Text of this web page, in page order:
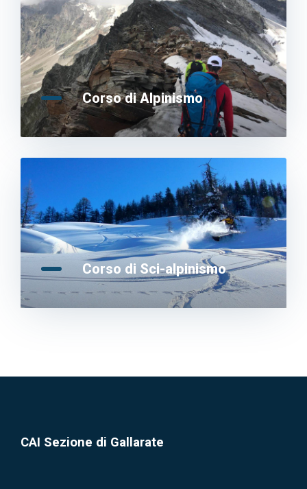
Corso di Alpinismo
Corso di Sci-alpinismo
CAI Sezione di Gallarate